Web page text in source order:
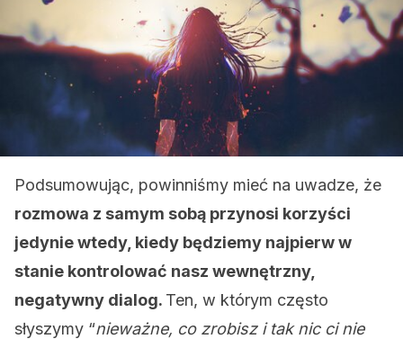
Podsumowując, powinniśmy mieć na uwadze, że
rozmowa z samym sobą przynosi korzyści
jedynie wtedy, kiedy będziemy najpierw w
stanie kontrolować nasz wewnętrzny,
negatywny dialog. Ten, w którym często
słyszymy “nieważne, co zrobisz i tak nic ci nie